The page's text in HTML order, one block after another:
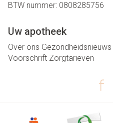
BTW nummer: 0808285756
Uw apotheek
Over ons Gezondheidsnieuws
Voorschrift Zorgtarieven